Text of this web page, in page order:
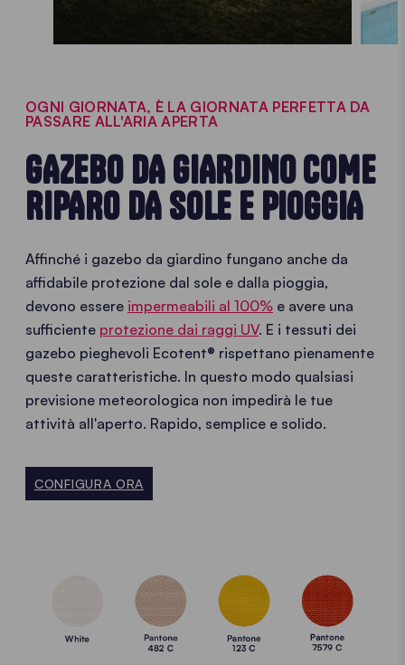
OGNI GIORNATA, È LA GIORNATA PERFETTA DA
PASSARE ALL'ARIA APERTA
GAZEBO DA GIARDINO COME
RIPARO DA SOLE E PIOGGIA
Affinché i gazebo da giardino fungano anche da
affidabile protezione dal sole e dalla pioggia,
devono essere impermeabili al 100% e avere una
sufficiente protezione dai raggi UV. E i tessuti dei
gazebo pieghevoli Ecotent® rispettano pienamente
queste caratteristiche. In questo modo qualsiasi
previsione meteorologica non impedirà le tue
attività all'aperto. Rapido, semplice e solido.
CONFIGURA ORA